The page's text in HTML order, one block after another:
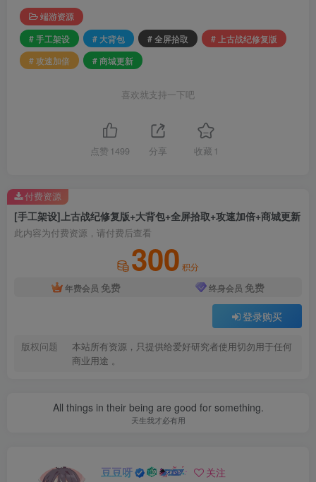
端游资源
# 手工架设
# 大背包 # 全屏拾取
# 上古战纪修复版
# 攻速加倍
# 商城更新
喜欢就支持一下吧
点赞 1499 分享 收藏 1
[手工架设]上古战纪修复版+大背包+全屏拾取+攻速加倍+商城更新
此内容为付费资源，请付费后查看
300 积分
年费会员 免费 终身会员 免费
登录购买
版权问题
本站所有资源，只提供给爱好研究者使用切勿用于任何
商业用途 。
付费资源
All things in their being are good for something.
天生我才必有用
豆豆呀 关注